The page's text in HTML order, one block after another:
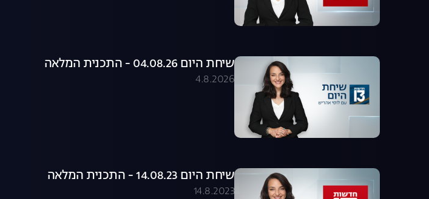
שיחת היום 04.08.26 - התכנית המלאה
4.8.2026
שיחת היום 14.08.23 - התכנית המלאה
14.8.2023